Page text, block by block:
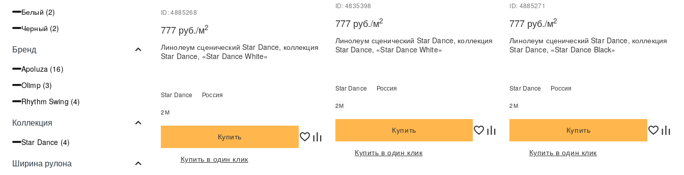
Белый (2)
Черный (2)
Бренд
Apoluza (16)
Olimp (3)
Rhythm Swing (4)
Коллекция
Star Dance (4)
Ширина рулона
ID: 4885268
777 руб./м2
Линолеум сценический Star Dance, коллекция
Star Dance, «Star Dance White»
Star Dance Россия
2М
Купить
Купить в один клик
ID: 4835398
777 руб./м2
Линолеум сценический Star Dance, коллекция
Star Dance, «Star Dance White»
Star Dance Россия
2М
Купить
Купить в один клик
ID: 4885271
777 руб./м2
Линолеум сценический Star Dance, коллекция
Star Dance, «Star Dance Black»
Star Dance Россия
2М
Купить
Купить в один клик